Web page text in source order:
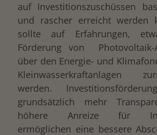
auf Investitionszuschüssen
und rascher erreicht werden
sollte auf Erfahrungen,
Förderung von Photovoltaik-
über den Energie- und
Kleinwasserkraftanlagen
werden.
grundsätzlich mehr
höhere Anreize für
ermöglichen eine bessere